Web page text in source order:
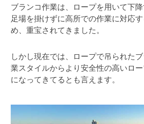
ブランコ作業は、ロープを用いて下降
足場を掛けずに高所での作業に対応
め、重宝されてきました。
しかし現在では、ロープで吊られた
業スタイルからより安全性の高いロ
になってきてるとも言えます。